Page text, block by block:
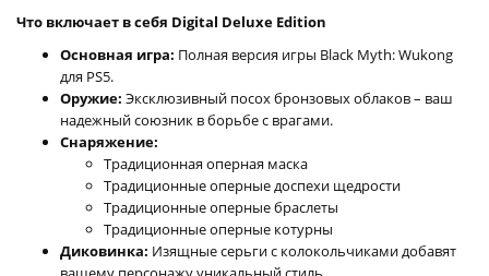
Что включает в себя Digital Deluxe Edition
Основная игра: Полная версия игры Black Myth: Wukong
для PS5.
Оружие: Эксклюзивный посох бронзовых облаков – ваш
надежный союзник в борьбе с врагами.
Снаряжение:
Традиционная оперная маска
Традиционные оперные доспехи щедрости
Традиционные оперные браслеты
Традиционные оперные котурны
Диковинка: Изящные серьги с колокольчиками добавят